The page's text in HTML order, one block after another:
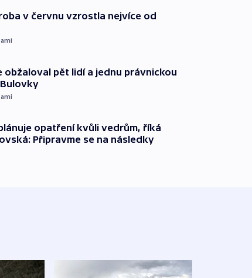
v červnu vzrostla nejvíce od
obžaloval pět lidí a jednu právnickou
opatření kvůli vedrům, říká
Připravme se na následky